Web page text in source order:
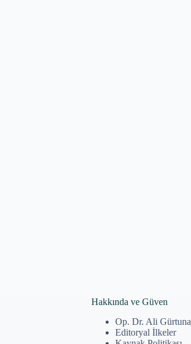
Hakkında ve Güven
Op. Dr. Ali Gürtuna
Editoryal İlkeler